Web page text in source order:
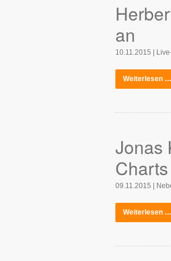
an
10.11.2015 |
Weiterlesen
Jonas
Charts
09.11.2015 |
Weiterlesen